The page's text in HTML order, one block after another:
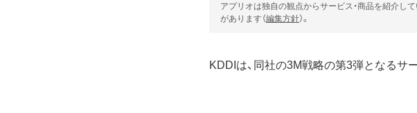
アプリオは独自の観点からサービス・商品を紹介し
があります（編集方針）。
KDDIは、同社の3M戦略の第3弾となるサ